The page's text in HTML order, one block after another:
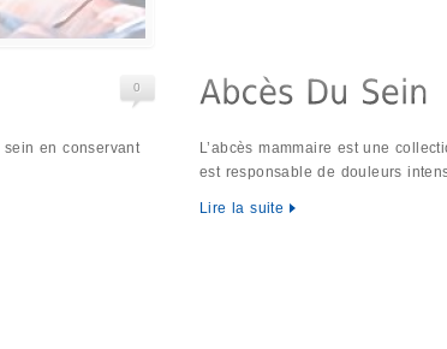
0
en conservant
L’abcès mammaire est une
est responsable de douleurs
Lire la suite